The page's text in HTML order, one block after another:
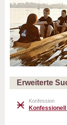
Erweiterte
Konfession